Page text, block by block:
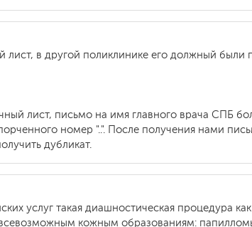
в другой поликлинике его должный были
лист, письмо на имя главного врача СПБ
номер "..". После получения нами
дубликат.
услуг такая диашностическая процедура
кожным образованиям: